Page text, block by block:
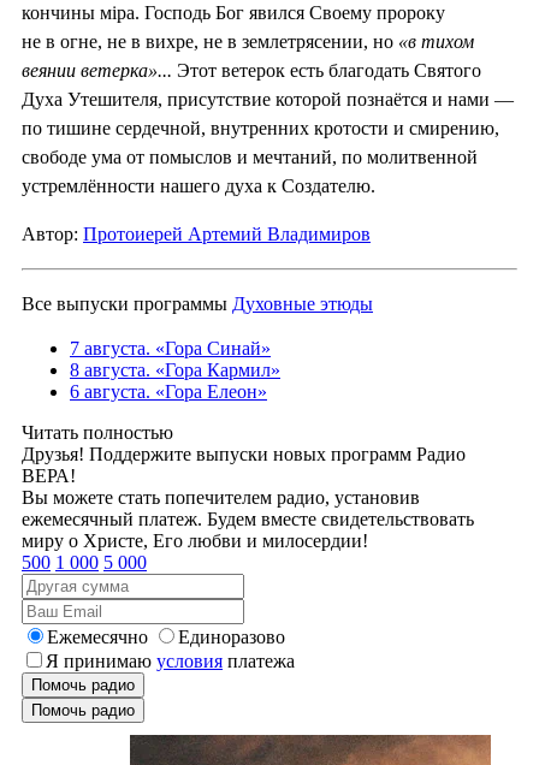
кончины мiра. Господь Бог явился Своему пророку
не в огне, не в вихре, не в землетрясении, но «в тихом
веянии ветерка»... Этот ветерок есть благодать Святого
Духа Утешителя, присутствие которой познаётся и нами —
по тишине сердечной, внутренних кротости и смирению,
свободе ума от помыслов и мечтаний, по молитвенной
устремлённости нашего духа к Создателю.
Автор: Протоиерей Артемий Владимиров
Все выпуски программы Духовные этюды
7 августа. «Гора Синай»
8 августа. «Гора Кармил»
6 августа. «Гора Елеон»
Читать полностью
Друзья! Поддержите выпуски новых программ Радио
ВЕРА!
Вы можете стать попечителем радио, установив
ежемесячный платеж. Будем вместе свидетельствовать
миру о Христе, Его любви и милосердии!
500 1 000 5 000
Ежемесячно
Единоразово
Я принимаю условия платежа
Помочь радио
Помочь радио